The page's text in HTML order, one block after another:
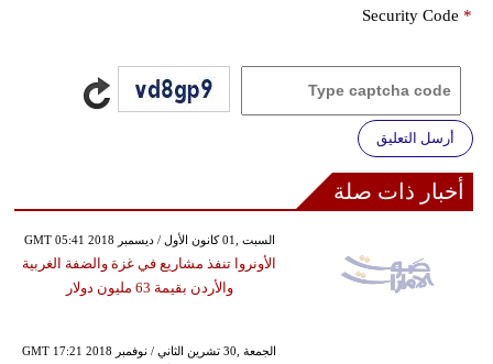
Security Code *
أرسل التعليق
أخبار ذات صلة
GMT 05:41 2018 السبت ,01 كانون الأول / ديسمبر
الأونروا تنفذ مشاريع في غزة والضفة الغربية
والأردن بقيمة 63 مليون دولار
GMT 17:21 2018 الجمعة ,30 تشرين الثاني / نوفمبر